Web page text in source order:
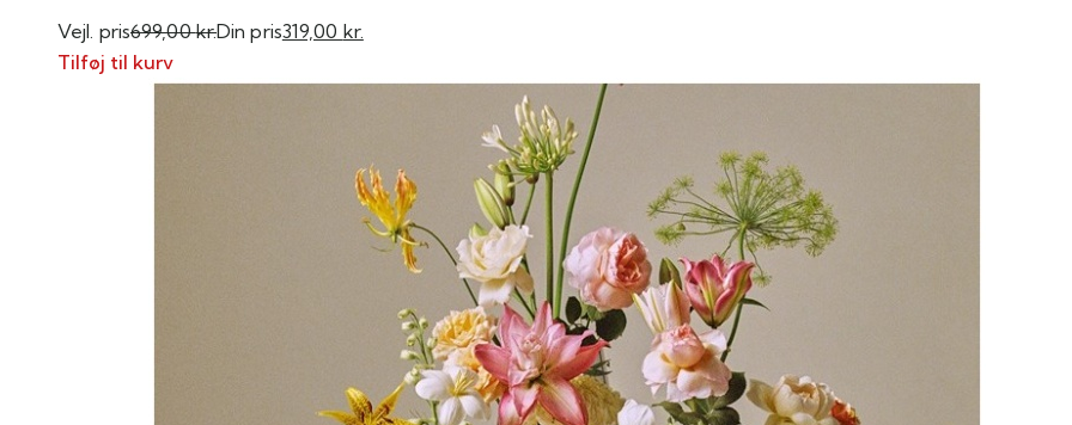
Vejl. pris699,00kr.Din pris319,00 kr.
Tilføj til kurv